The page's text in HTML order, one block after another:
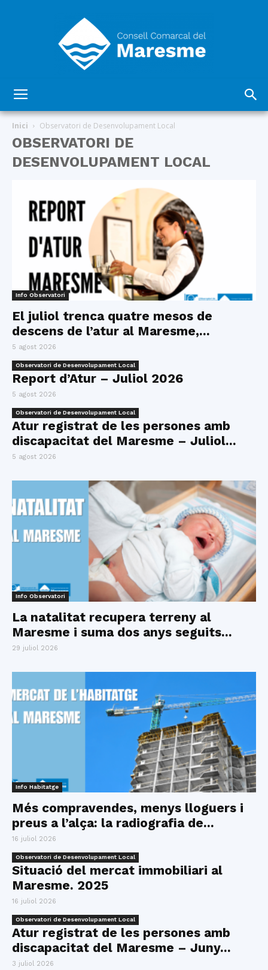
Comarcal
Maresme
Inici Observatori de Desenvolupament Local
OBSERVATORI DE
DESENVOLUPAMENT LOCAL
Info Observatori
El juliol trenca quatre mesos de
descens de l’atur al Maresme,...
5 agost 2026
Observatori de Desenvolupament Local
Report d’Atur – Juliol 2026
5 agost 2026
Observatori de Desenvolupament Local
Atur registrat de les persones amb
discapacitat del Maresme – Juliol...
5 agost 2026
Info Observatori
La natalitat recupera terreny al
Maresme i suma dos anys seguits...
29 juliol 2026
Info Habitatge
Més compravendes, menys lloguers i
preus a l’alça: la radiografia de...
16 juliol 2026
Observatori de Desenvolupament Local
Situació del mercat immobiliari al
Maresme. 2025
16 juliol 2026
Observatori de Desenvolupament Local
Atur registrat de les persones amb
discapacitat del Maresme – Juny...
3 juliol 2026